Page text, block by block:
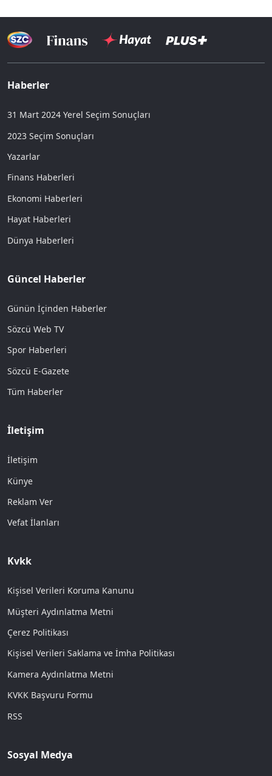
Haberler
31 Mart 2024 Yerel Seçim Sonuçları
2023 Seçim Sonuçları
Yazarlar
Finans Haberleri
Ekonomi Haberleri
Hayat Haberleri
Dünya Haberleri
Güncel Haberler
Günün İçinden Haberler
Sözcü Web TV
Spor Haberleri
Sözcü E-Gazete
Tüm Haberler
İletişim
İletişim
Künye
Reklam Ver
Vefat İlanları
Kvkk
Kişisel Verileri Koruma Kanunu
Müşteri Aydınlatma Metni
Çerez Politikası
Kişisel Verileri Saklama ve İmha Politikası
Kamera Aydınlatma Metni
KVKK Başvuru Formu
RSS
Sosyal Medya